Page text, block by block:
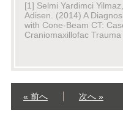
[1] Selmi Yardimci
Adisen. (2014) A
with Cone-Beam CT:
Craniomaxillofac
« 前へ 次へ »